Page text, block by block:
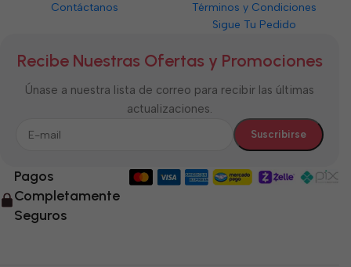
Contáctanos
Términos y Condiciones
Sigue Tu Pedido
Recibe Nuestras Ofertas y Promociones
Únase a nuestra lista de correo para recibir las últimas
actualizaciones.
Pagos
Completamente
Seguros